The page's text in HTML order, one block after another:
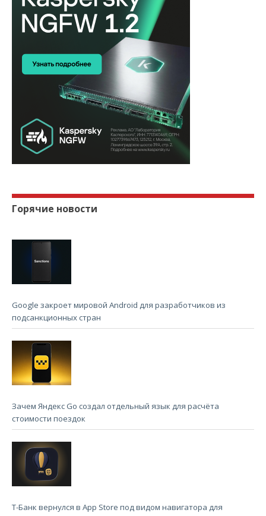
Горячие новости
Google закроет мировой Android для разработчиков из
подсанкционных стран
Зачем Яндекс Go создал отдельный язык для расчёта
стоимости поездок
Т-Банк вернулся в App Store под видом навигатора для